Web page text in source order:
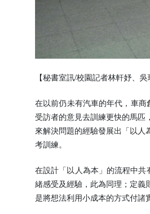
【秘書室訊/校園記者林軒妤、吳
在以前仍未有汽車的年代，車
受訪者的意見去訓練更快的馬
來解決問題的經驗發展出「以
考訓練。
在設計「以人為本」的流程中
緒感受及經驗，此為同理；定義
是將想法利用小成本的方式付諸